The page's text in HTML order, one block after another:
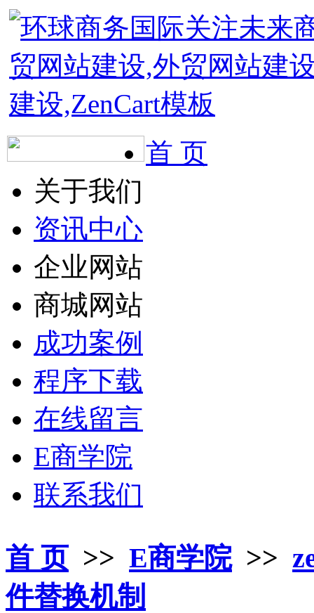
首 页
关于我们
资讯中心
企业网站
商城网站
成功案例
程序下载
在线留言
E商学院
联系我们
首 页>> E商学院>>
件替换机制